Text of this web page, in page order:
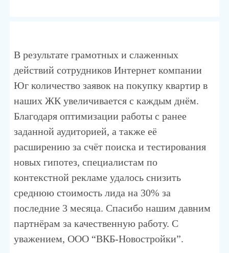
В результате грамотных и слаженных
действий сотрудников Интернет компании
Юг количество заявок на покупку квартир в
наших ЖК увеличивается с каждым днём.
Благодаря оптимизации работы с ранее
заданной аудиторией, а также её
расширению за счёт поиска и тестирования
новых гипотез, специалистам по
контекстной рекламе удалось снизить
среднюю стоимость лида на 30% за
последние 3 месяца. Спасибо нашим давним
партнёрам за качественную работу. С
уважением, ООО “ВКБ-Новостройки”.